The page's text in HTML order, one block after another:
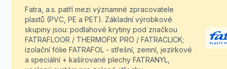
Fatra, a.s. patří mezi významné zpracovatele
plastů (PVC, PE a PET). Základní výrobkové
skupiny jsou: podlahové krytiny pod značkou
FATRAFLOOR / THERMOFIX PRO / FATRACLICK;
izolační fólie FATRAFOL - střešní, zemní, jezírkové
a speciální + kašírované plechy FATRANYL,